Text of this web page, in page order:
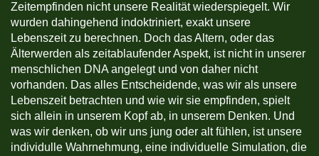
Zeitempfinden nicht unsere Realität wiederspiegelt. Wir
wurden dahingehend indoktriniert, exakt unsere
Lebenszeit zu berechnen. Doch das Altern, oder das
Älterwerden als zeitablaufender Aspekt, ist nicht in unserer
menschlichen DNA angelegt und von daher nicht
vorhanden. Das alles Entscheidende, was wir als unsere
Lebenszeit betrachten und wie wir sie empfinden, spielt
sich allein in unserem Kopf ab, in unserem Denken. Und
was wir denken, ob wir uns jung oder alt fühlen, ist unsere
individulle Wahrnehmung, eine individuelle Simulation, die